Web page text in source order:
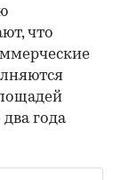
что
года